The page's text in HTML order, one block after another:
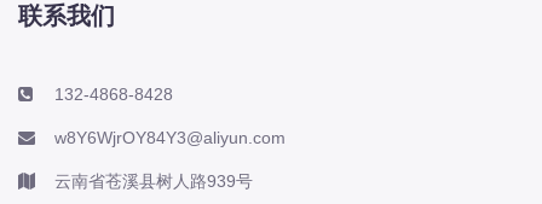
联系我们
132-4868-8428
w8Y6WjrOY84Y3@aliyun.com
云南省苍溪县树人路939号